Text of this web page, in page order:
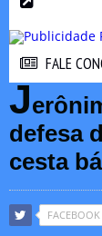
FALE
J
defesa
cesta
FACEBOOK